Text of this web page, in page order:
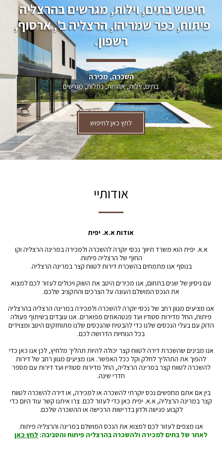
חיפוש בתים, וילות, מגרשים בהרצליה
פיתוח, כפר שמריהו, הרצליה ב', ארסוף,
רשפון.
השכרה, מכירה
בתים, וילות, אחוזות, נחלות, מגרשים
לחץ כאן לחיפוש
אודותיי
אודות א.א. יפית
א.א. יפית הוא משרד תיווך נכסי יוקרה להשכרה ולמכירה במרינה הרצליה וקו
החוף של הרצליה פיתוח.
בנוסף אנו מתמחים בהשכרת דירות לטווח קצר במרינה הרצליה.
עם ניסיון של שנים בתחום, אנו מכירים היטב את השוק ויכולים לעזור לכם למצוא
את הנכס המושלם העונה על הצרכים והתקציב שלכם.
אנו מציעים מגוון רחב של נכסי יוקרה להשכרה ולמכירה במרינה הרצליה בהרצליה
פיתוח, החל מדירות סטודיו ועד פנטהאוזים מפוארים. אנו עובדים בשיתוף פעולה
הדוק עם בעלי הנכסים שלנו כדי להבטיח שהנכסים שלנו מתוחזקים היטב ומצוידים
בכל הנוחיות הדרושה לכם.
אנו מבינים שהשכרת דירה לטווח קצר יכולה להיות תהליך מלחיץ, לכן אנו כאן כדי
להפוך את התהליך לחלק וקל ככל האפשר. אנו מציעים מגוון רחב של דירות
להשכרה לטווח קצר במרינה הרצליה, החל מדירות סטודיו ועד דירות עם מספר
חדרי שינה.
בין אם אתם מחפשים נכס יוקרתי להשכרה או למכירה, או דירה להשכרה לטווח
קצר במרינה הרצליה, א.א. יפית כאן כדי לעזור לכם. צרו איתנו קשר עוד היום כדי
לקבוע פגישה ולדון בדרישות הרכישה או ההשכרה שלכם.
אנו מצפים לעזור לכם למצוא את הנכס המושלם במרינה והרצליה פיתוח.
לאתר של בתים למכירה ולהשכרה בהרצליה פיתוח והסביבה:לחץ כאן